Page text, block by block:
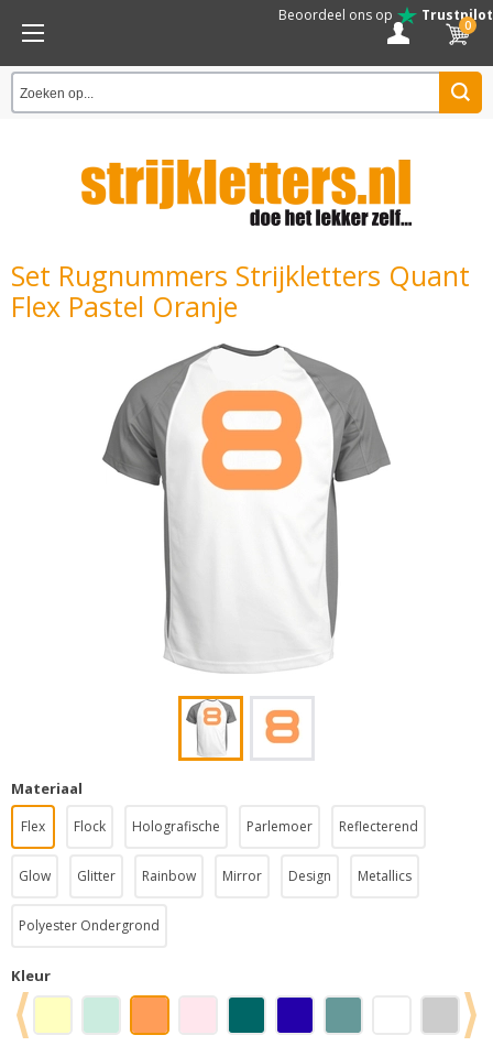
Beoordeel ons op Trustpilot
0
Set Rugnummers Strijkletters Quant
Flex Pastel Oranje
Materiaal
Flex Flock Holografische Parlemoer Reflecterend
Glow Glitter Rainbow Mirror Design Metallics
Polyester Ondergrond
Kleur